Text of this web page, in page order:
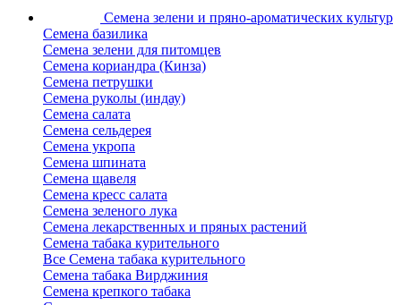
Семена зелени и пряно-ароматических культур
Семена базилика
Семена зелени для питомцев
Семена кориандра (Кинза)
Семена петрушки
Семена руколы (индау)
Семена салата
Семена сельдерея
Семена укропа
Семена шпината
Семена щавеля
Семена кресс салата
Семена зеленого лука
Семена лекарственных и пряных растений
Семена табака курительного
Все Семена табака курительного
Семена табака Вирджиния
Семена крепкого табака